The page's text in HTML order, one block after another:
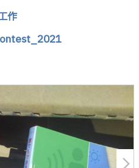
作
arrow_forward_ios